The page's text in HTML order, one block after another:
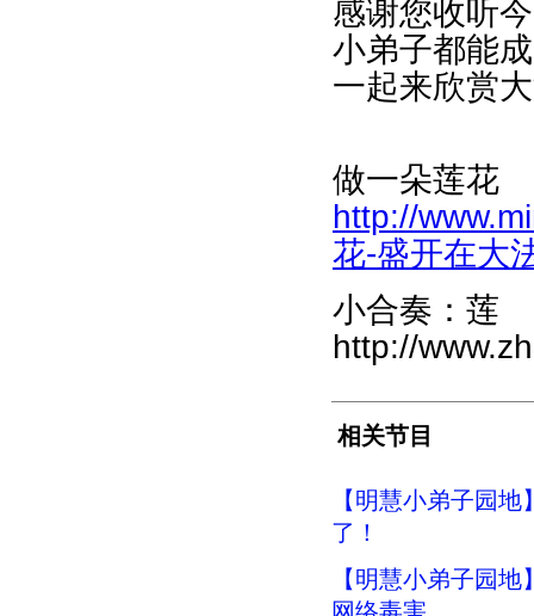
感谢您收听
小弟子都能
一起来欣赏
做一朵莲花
http://
花-盛开在大
小合奏：莲
http://
相关节目
【明慧小弟子园
了！
【明慧小弟子园